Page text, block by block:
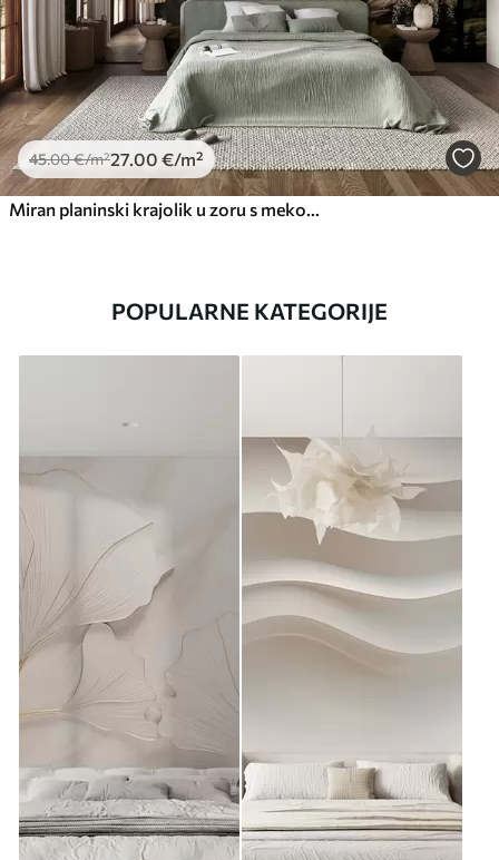
45.00€/m²27.00 €/m²
Miran planinski krajolik u zoru s mekom maglom na pozadini šume
POPULARNE KATEGORIJE